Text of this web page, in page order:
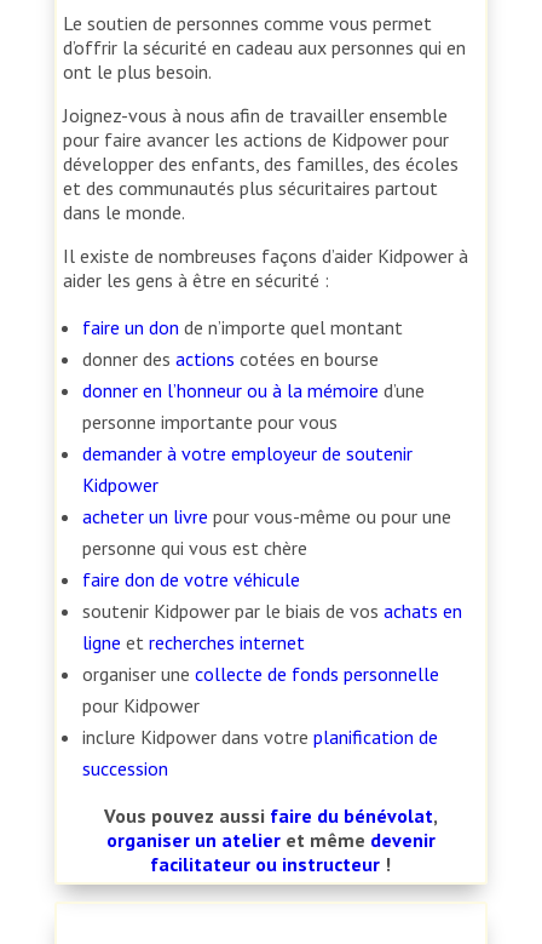
Le soutien de personnes comme vous permet
d’offrir la sécurité en cadeau aux personnes qui en
ont le plus besoin.
Joignez-vous à nous afin de travailler ensemble
pour faire avancer les actions de Kidpower pour
développer des enfants, des familles, des écoles
et des communautés plus sécuritaires partout
dans le monde.
Il existe de nombreuses façons d’aider Kidpower à
aider les gens à être en sécurité :
faire un don de n’importe quel montant
donner des actions cotées en bourse
donner en l’honneur ou à la mémoire d’une
personne importante pour vous
demander à votre employeur de soutenir
Kidpower
acheter un livre pour vous-même ou pour une
personne qui vous est chère
faire don de votre véhicule
soutenir Kidpower par le biais de vos achats en
ligne et recherches internet
organiser une collecte de fonds personnelle
pour Kidpower
inclure Kidpower dans votre planification de
succession
Vous pouvez aussi faire du bénévolat,
organiser un atelieret même devenir
facilitateur ou instructeur !